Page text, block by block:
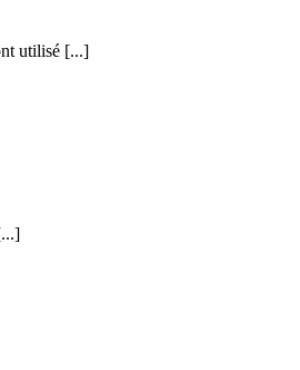
utilisé [...]